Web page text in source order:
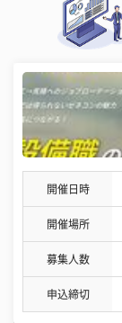
開催日時
開催場所
募集人数
申込締切